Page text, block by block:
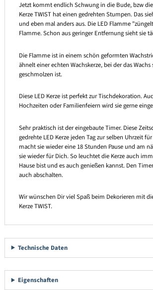
Jetzt kommt endlich Schwung in die Bude, bzw die
Kerze TWIST hat einen gedrehten Stumpen. Das
und eben mal anders aus. Die LED Flamme
Flamme. Schon aus geringer Entfernung sieht sie
Die Flamme ist in einem schön geformten
ähnelt einer echten Wachskerze, bei der das
geschmolzen ist.
Diese LED Kerze ist perfekt zur Tischdekoration.
Hochzeiten oder Familienfeiern wird sie gerne
Sehr praktisch ist der eingebaute Timer. Diese
gedrehte LED Kerze jeden Tag zur selben Uhrzeit
macht sie wieder eine 18 Stunden Pause und am
sie wieder für Dich. So leuchtet die Kerze auch
Hause bist und es auch genießen kannst. Den
auch abschalten.
Wir wünschen Dir viel Spaß beim Dekorieren mit
Kerze TWIST.
Technische Daten
Eigenschaften